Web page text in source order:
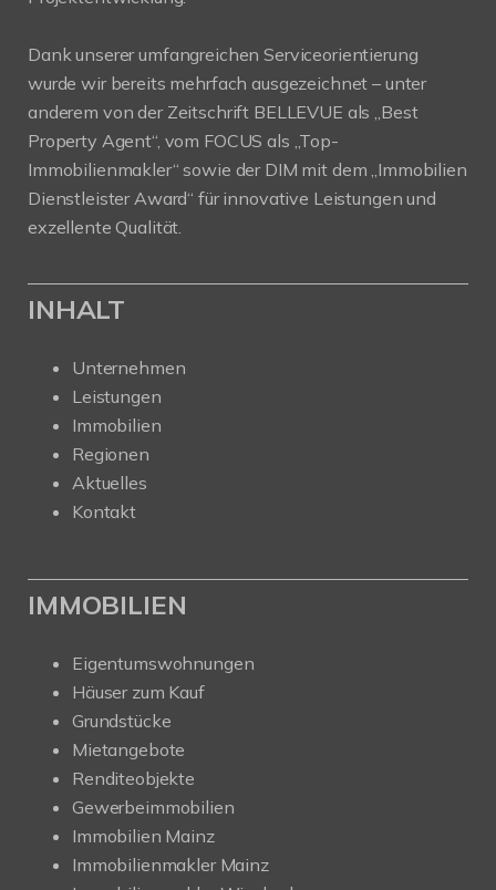
Dank unserer umfangreichen Serviceorientierung
wurde wir bereits mehrfach ausgezeichnet – unter
anderem von der Zeitschrift BELLEVUE als „Best
Property Agent“, vom FOCUS als „Top-
Immobilienmakler“ sowie der DIM mit dem „Immobilien
Dienstleister Award“ für innovative Leistungen und
exzellente Qualität.
INHALT
Unternehmen
Leistungen
Immobilien
Regionen
Aktuelles
Kontakt
IMMOBILIEN
Eigentumswohnungen
Häuser zum Kauf
Grundstücke
Mietangebote
Renditeobjekte
Gewerbeimmobilien
Immobilien Mainz
Immobilienmakler Mainz